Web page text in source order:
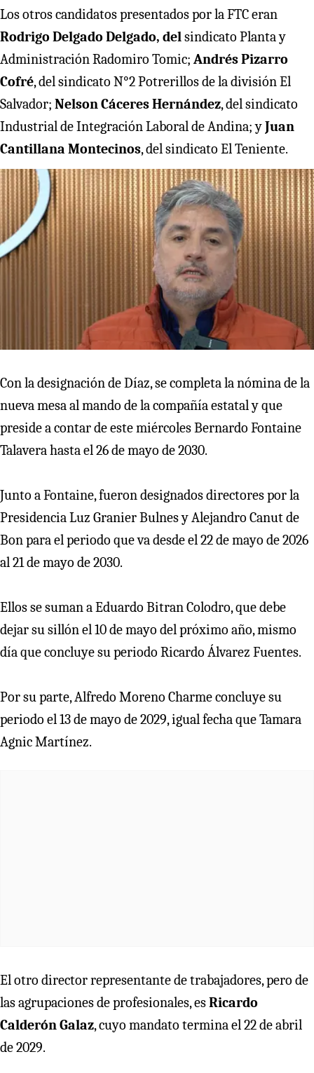
Los otros candidatos presentados por la FTC eran
Rodrigo Delgado Delgado, delsindicato Planta y
Administración Radomiro Tomic; Andrés Pizarro
Cofré, del sindicato N°2 Potrerillos de la división El
Salvador; Nelson Cáceres Hernández, del sindicato
Industrial de Integración Laboral de Andina; yJuan
Cantillana Montecinos, del sindicato El Teniente.
Con la designación de Díaz, se completa la nómina de la
nueva mesa al mando de la compañía estatal y que
preside a contar de este miércoles Bernardo Fontaine
Talavera hasta el 26 de mayo de 2030.
Junto a Fontaine, fueron designados directores por la
Presidencia Luz Granier Bulnes y Alejandro Canut de
Bon para el periodo que va desde el 22 de mayo de 2026
al 21 de mayo de 2030.
Ellos se suman a Eduardo Bitran Colodro, que debe
dejar su sillón el 10 de mayo del próximo año, mismo
día que concluye su periodo Ricardo Álvarez Fuentes.
Por su parte, Alfredo Moreno Charme concluye su
periodo el 13 de mayo de 2029, igual fecha que Tamara
Agnic Martínez.
El otro director representante de trabajadores, pero de
las agrupaciones de profesionales, esRicardo
Calderón Galaz, cuyo mandato termina el 22 de abril
de 2029.